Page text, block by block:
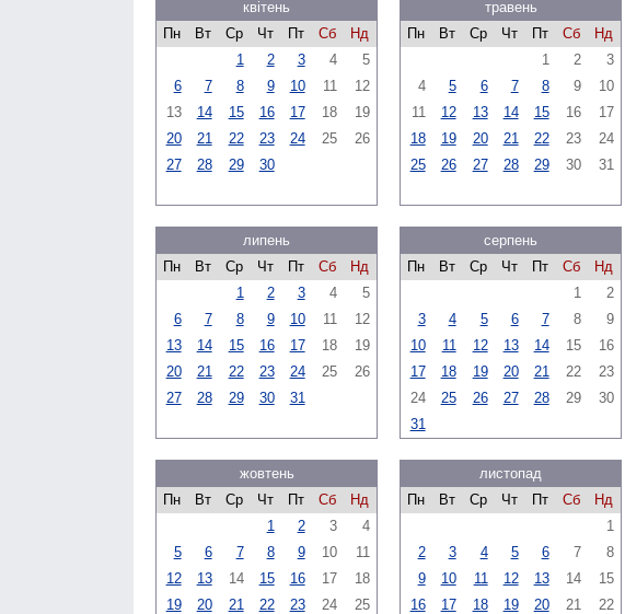
квітень
Пн
Вт Ср Чт Пт Сб
Нд
1
2 3 4
5
6
7 8 9 10 11
12
13
14 15 16 17 18
19
20
21 22 23 24 25
26
27
28 29 30
травень
Пн
Вт Ср Чт Пт Сб
Нд
1
2
3
4
5 6 7 8 9
10
11
12 13 14 15 16
17
18
19 20 21 22 23
24
25
26 27 28 29 30 31
липень
Пн
Вт Ср Чт Пт Сб
Нд
1
2 3 4
5
6
7 8 9 10 11
12
13
14 15 16 17 18
19
20
21 22 23 24 25
26
27
28 29 30 31
серпень
Пн
Вт Ср Чт Пт Сб
Нд
1
2
3
4 5 6 7 8
9
10
11 12 13 14 15
16
17
18 19 20 21 22
23
24
25 26 27 28 29
30
31
жовтень
Пн
Вт Ср Чт Пт Сб
Нд
1
2 3
4
5
6 7 8 9 10
11
12
13 14 15 16 17
18
19
20 21 22 23 24
25
листопад
Пн
Вт Ср Чт Пт Сб
Нд
1
2
3 4 5 6 7
8
9
10 11 12 13 14
15
16
17 18 19 20 21
22